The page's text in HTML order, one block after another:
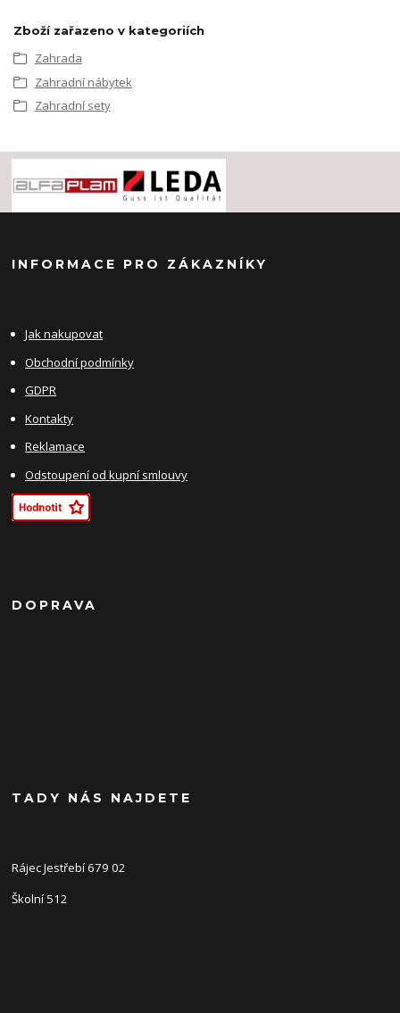
Zboží zařazeno v kategoriích
Zahrada
Zahradní nábytek
Zahradní sety
INFORMACE PRO ZÁKAZNÍKY
Jak nakupovat
Obchodní podmínky
GDPR
Kontakty
Reklamace
Odstoupení od kupní smlouvy
DOPRAVA
TADY NÁS NAJDETE
Rájec Jestřebí 679 02
Školní 512